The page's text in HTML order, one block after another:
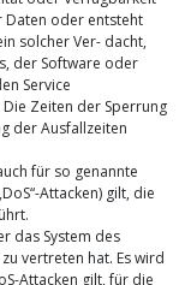
Daten oder entsteht
solcher Ver- dacht,
der Software oder
Service
Zeiten der Sperrung
der Ausfallzeiten
für so genannte
Attacken) gilt, die
das System des
vertreten hat. Es wird
Attacken gilt, für die